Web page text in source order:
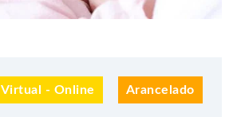
Virtual - Online Arancelado